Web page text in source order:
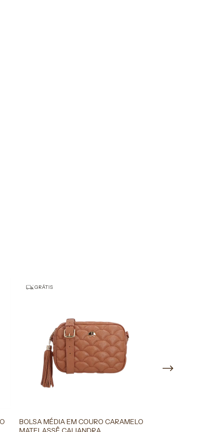
GRÁTIS
BOLSA MÉDIA EM COURO CARAMELO